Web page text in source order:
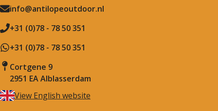
info@antilopeoutdoor.nl
+31 (0)78 - 78 50 351
+31 (0)78 - 78 50 351
Cortgene 9
2951 EA Alblasserdam
View English website